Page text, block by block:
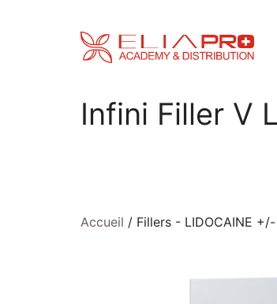
Infini Filler V
Accueil / Fillers - LIDOCAINE +/-